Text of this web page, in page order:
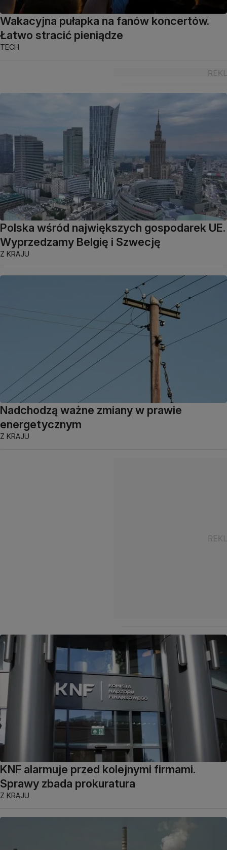
Wakacyjna pułapka na fanów koncertów.
Łatwo stracić pieniądze
TECH
Polska wśród największych gospodarek UE.
Wyprzedzamy Belgię i Szwecję
Z KRAJU
Nadchodzą ważne zmiany w prawie
energetycznym
Z KRAJU
KNF alarmuje przed kolejnymi firmami.
Sprawy zbada prokuratura
Z KRAJU